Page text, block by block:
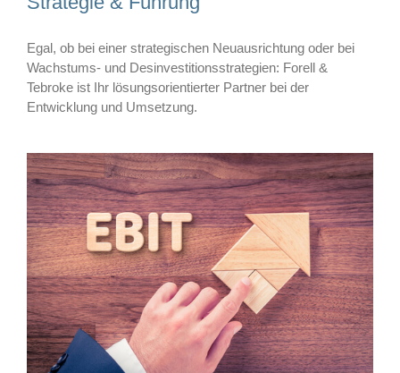
Egal, ob bei einer strategischen Neuausrichtung oder bei
Wachstums- und Desinvestitionsstrategien: Forell &
Tebroke ist Ihr lösungsorientierter Partner bei der
Entwicklung und Umsetzung.